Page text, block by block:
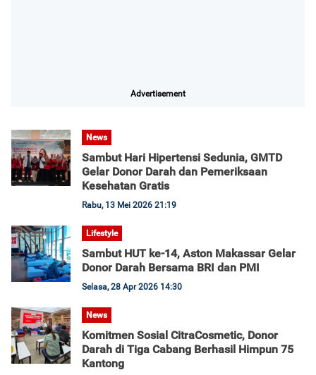
Advertisement
News
Sambut Hari Hipertensi Sedunia, GMTD
Gelar Donor Darah dan Pemeriksaan
Kesehatan Gratis
Rabu, 13 Mei 2026 21:19
Lifestyle
Sambut HUT ke-14, Aston Makassar Gelar
Donor Darah Bersama BRI dan PMI
Selasa, 28 Apr 2026 14:30
News
Komitmen Sosial CitraCosmetic, Donor
Darah di Tiga Cabang Berhasil Himpun 75
Kantong